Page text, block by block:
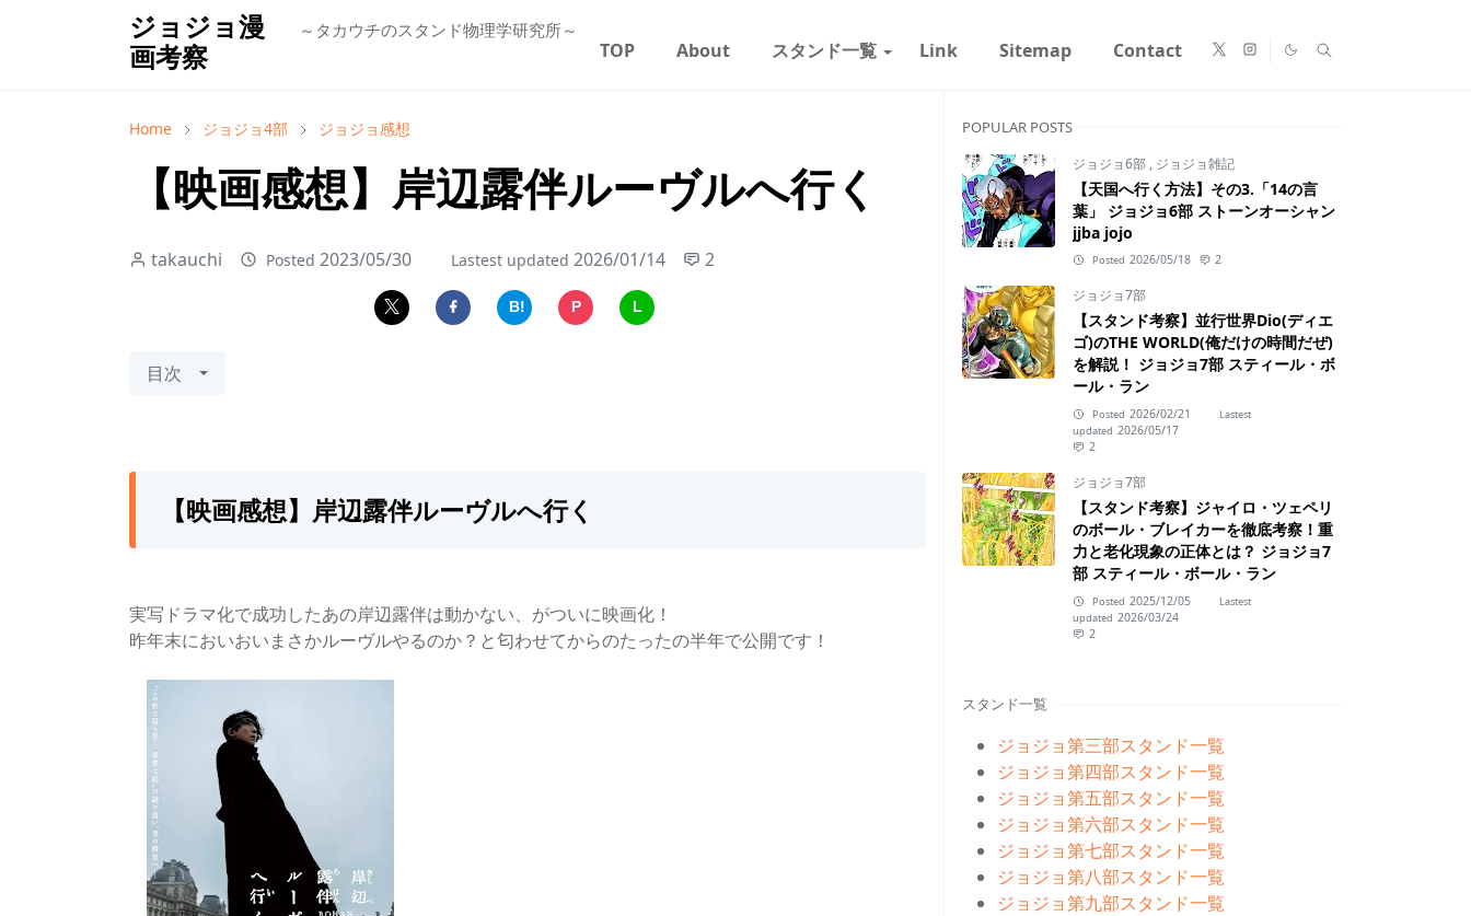
ジョジョ漫
画考察
～タカウチのスタンド物理学研究所～
TOP About スタンド一覧 Link Sitemap Contact
Home ジョジョ4部 ジョジョ感想
【映画感想】岸辺露伴ルーヴルへ行く
takauchi Posted 2023/05/30 Lastest updated 2026/01/14 2
B! P L
目次
【映画感想】岸辺露伴ルーヴルへ行く
実写ドラマ化で成功したあの岸辺露伴は動かない、がついに映画化！
昨年末においおいまさかルーヴルやるのか？と匂わせてからのたったの半年で公開です！
POPULAR POSTS
ジョジョ6部 , ジョジョ雑記
【天国へ行く方法】その3.「14の言
葉」 ジョジョ6部 ストーンオーシャン
jjba jojo
Posted 2026/05/18 2
ジョジョ7部
【スタンド考察】並行世界Dio(ディエ
ゴ)のTHE WORLD(俺だけの時間だぜ)
を解説！ ジョジョ7部 スティール・ボ
ール・ラン
Posted 2026/02/21
Lastest
updated 2026/05/17
2
ジョジョ7部
【スタンド考察】ジャイロ・ツェペリ
のボール・ブレイカーを徹底考察！重
力と老化現象の正体とは？ ジョジョ7
部 スティール・ボール・ラン
Posted 2025/12/05
Lastest
updated 2026/03/24
2
スタンド一覧
ジョジョ第三部スタンド一覧
ジョジョ第四部スタンド一覧
ジョジョ第五部スタンド一覧
ジョジョ第六部スタンド一覧
ジョジョ第七部スタンド一覧
ジョジョ第八部スタンド一覧
ジョジョ第九部スタンド一覧